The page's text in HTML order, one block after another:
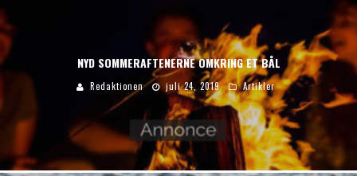
NYD SOMMERAFTENERNE OMKRING ET BÅL
Redaktionen juli 24, 2019 Artikler